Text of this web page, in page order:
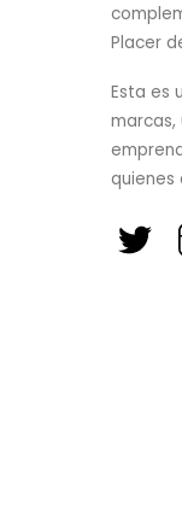
Placer
Esta es
marcas,
quienes